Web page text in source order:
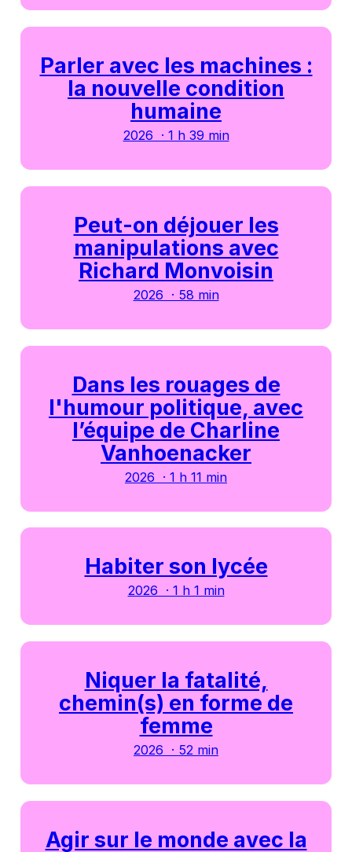
Parler avec les machines :
la nouvelle condition
humaine
2026 · 1 h 39 min
Peut-on déjouer les
manipulations avec
Richard Monvoisin
2026 · 58 min
Dans les rouages de
l'humour politique, avec
l’équipe de Charline
Vanhoenacker
2026 · 1 h 11 min
Habiter son lycée
2026 · 1 h 1 min
Niquer la fatalité,
chemin(s) en forme de
femme
2026 · 52 min
Agir sur le monde avec la